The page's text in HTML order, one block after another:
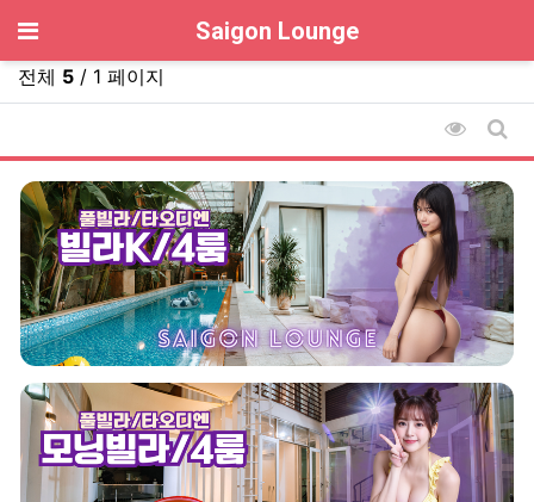
Saigon Lounge
전체 5 / 1 페이지
조회순
게